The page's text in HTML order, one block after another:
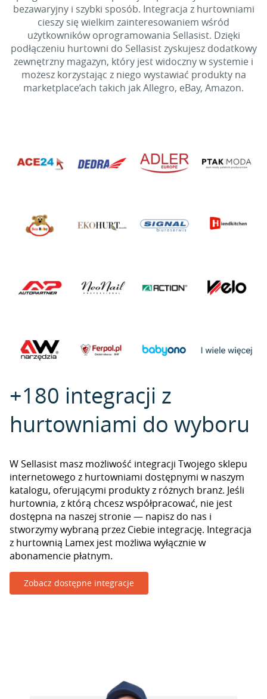
bezawaryjny i szybki sposób. Integracja z hurtowniami
cieszy się wielkim zainteresowaniem wśród
użytkowników oprogramowania Sellasist. Dzięki
podłączeniu hurtowni do Sellasist zyskujesz dodatkowy
zewnętrzny magazyn, który jest widoczny w systemie i
możesz korzystając z niego wystawiać produkty na
marketplace’ach takich jak Allegro, eBay, Amazon.
+180 integracji z
hurtowniami do wyboru
W Sellasist masz możliwość integracji Twojego sklepu
internetowego z hurtowniami dostępnymi w naszym
katalogu, oferującymi produkty z różnych branż. Jeśli
hurtownia, z którą chcesz współpracować, nie jest
dostępna na naszej stronie — napisz do nas i
stworzymy wybraną przez Ciebie integrację. Integracja
z hurtownią Lamex jest możliwa wyłącznie w
abonamencie płatnym.
Zobacz dostępne integracje